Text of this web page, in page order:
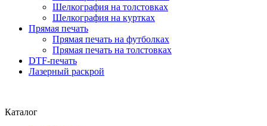
Шелкография на толстовках
Шелкография на куртках
Прямая печать
Прямая печать на футболках
Прямая печать на толстовках
DTF-печать
Лазерный раскрой
Каталог